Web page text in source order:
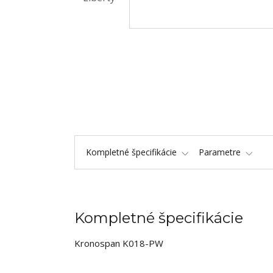
Kompletné špecifikácie Parametre
Kompletné špecifikácie
Kronospan K018-PW